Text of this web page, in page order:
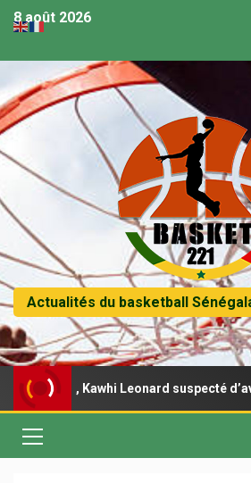
8 août 2026
Actualités du basketball
Kawhi Leonard suspecté d’avoir eu